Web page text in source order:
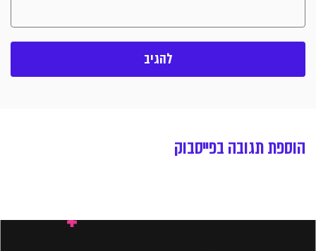
הוספת תגובה בפייסבוק